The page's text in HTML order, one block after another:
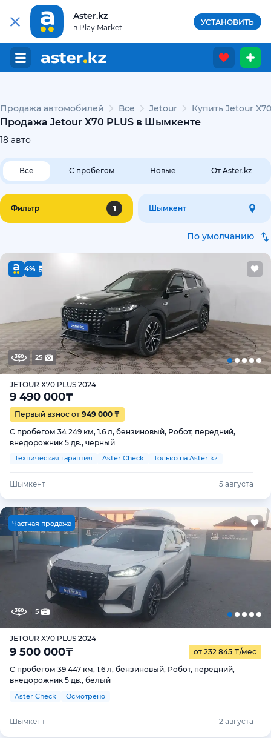
Aster.kz
в Play Market
УСТАНОВИТЬ
Продажа автомобилей Все Jetour Купить Jetour
Продажа Jetour X70 PLUS в Шымкенте
18 авто
Все С пробегом Новые От Aster.kz
Фильтр 1 Шымкент
По умолчанию
4%
25
JETOUR X70 PLUS 2024
9 490 000₸
Первый взнос от 949 000 ₸
С пробегом 34 249 км, 1.6 л, бензиновый, Робот, передний,
внедорожник 5 дв., черный
Техническая гарантия Aster Check Только на Aster.kz
Шымкент 5 августа
Частная продажа
5
JETOUR X70 PLUS 2024
9 500 000₸ от 232 845 ₸/мес
С пробегом 39 447 км, 1.6 л, бензиновый, Робот, передний,
внедорожник 5 дв., белый
Aster Check Осмотрено
Шымкент 2 августа